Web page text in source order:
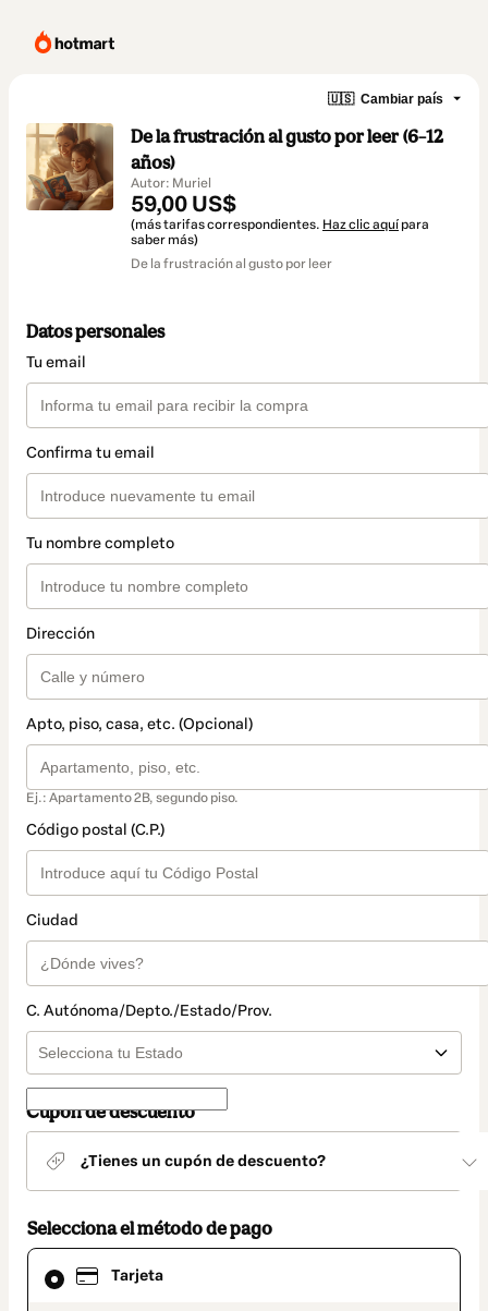
🇺🇸 Cambiar país
De la frustración al gusto por leer (6–12
años)
Autor: Muriel
59,00 US$
(más tarifas correspondientes. Haz clic aquí para
saber más)
De la frustración al gusto por leer
Datos personales
Tu email
Confirma tu email
Tu nombre completo
Dirección
Apto, piso, casa, etc. (Opcional)
Ej.: Apartamento 2B, segundo piso.
Código postal (C.P.)
Ciudad
C. Autónoma/Depto./Estado/Prov.
Cupón de descuento
¿Tienes un cupón de descuento?
Selecciona el método de pago
Tarjeta
El
método